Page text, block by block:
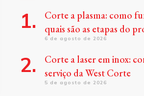
Corte a plasma: como
quais são as etapas do
6 de agosto de 2026
Corte a laser em inox:
serviço da West Corte
5 de agosto de 2026